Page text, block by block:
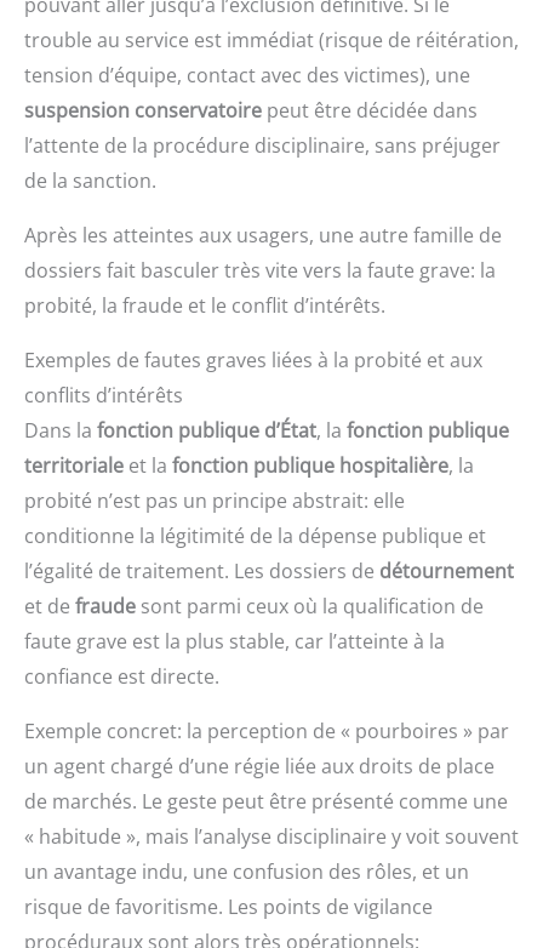
trouble au service est immédiat (risque de réitération,
tension d’équipe, contact avec des victimes), une
suspension conservatoire peut être décidée dans
l’attente de la procédure disciplinaire, sans préjuger
de la sanction.
Après les atteintes aux usagers, une autre famille de
dossiers fait basculer très vite vers la faute grave: la
probité, la fraude et le conflit d’intérêts.
Exemples de fautes graves liées à la probité et aux
conflits d’intérêts
Dans la fonction publique d’État, la fonction publique
territoriale et la fonction publique hospitalière, la
probité n’est pas un principe abstrait: elle
conditionne la légitimité de la dépense publique et
l’égalité de traitement. Les dossiers de détournement
et de fraude sont parmi ceux où la qualification de
faute grave est la plus stable, car l’atteinte à la
confiance est directe.
Exemple concret: la perception de « pourboires » par
un agent chargé d’une régie liée aux droits de place
de marchés. Le geste peut être présenté comme une
« habitude », mais l’analyse disciplinaire y voit souvent
un avantage indu, une confusion des rôles, et un
risque de favoritisme. Les points de vigilance
procéduraux sont alors très opérationnels: